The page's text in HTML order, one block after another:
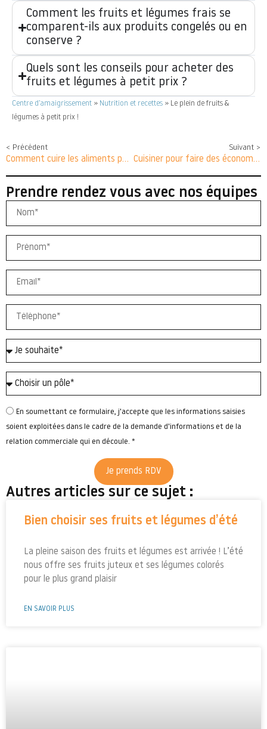
Comment les fruits et légumes frais se
comparent-ils aux produits congelés ou en
conserve ?
Quels sont les conseils pour acheter des
fruits et légumes à petit prix ?
Centre d’amaigrissement » Nutrition et recettes » Le plein de fruits &
légumes à petit prix !
< Précédent
Comment cuire les aliments pour ralentir le vieillissement !
Suivant >
Cuisiner pour faire des économies !
Prendre rendez vous avec nos équipes
En soumettant ce formulaire, j'accepte que les informations saisies
soient exploitées dans le cadre de la demande d'informations et de la
relation commerciale qui en découle. *
Je prends RDV
Autres articles sur ce sujet :
Bien choisir ses fruits et légumes d’été
La pleine saison des fruits et légumes est arrivée ! L’été
nous offre ses fruits juteux et ses légumes colorés
pour le plus grand plaisir
EN SAVOIR PLUS